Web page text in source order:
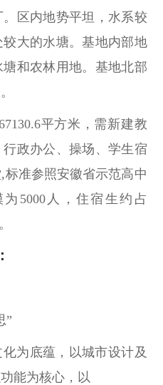
区内地势平坦，水系较
大的水塘。基地内部地
和农林用地。基地北部
平方米，需新建教
政办公、操场、学生宿
准参照安徽省示范高中
5000人，住宿生约占
”
为底蕴，以城市设计及
能为核心，以